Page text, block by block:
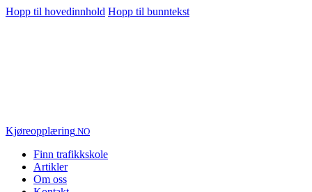
Hopp til hovedinnhold Hopp til bunntekst
Kjøreopplæring.NO
Finn trafikkskole
Artikler
Om oss